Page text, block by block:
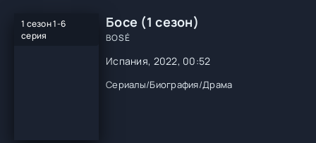
1 сезон 1-6
серия
Босе (1 сезон)
BOSÉ
Испания, 2022, 00:52
Сериалы/Биография/Драма